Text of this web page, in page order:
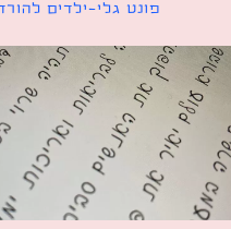
פונט גלי-ילדים להורדה חינם